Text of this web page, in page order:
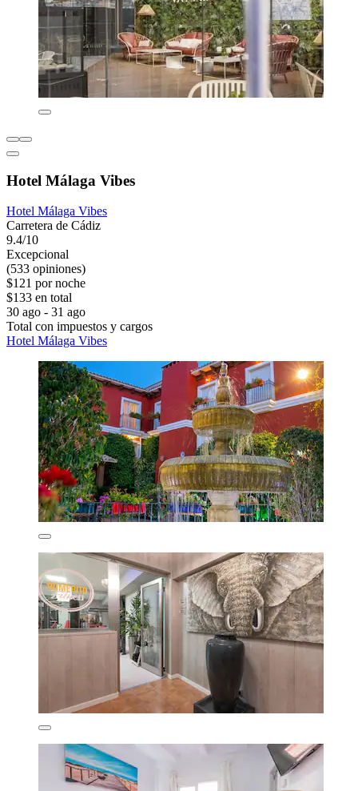
Hotel Málaga Vibes
Hotel Málaga Vibes
Carretera de Cádiz
9.4/10
Excepcional
(533 opiniones)
$121 por noche
$133 en total
30 ago - 31 ago
Total con impuestos y cargos
Hotel Málaga Vibes